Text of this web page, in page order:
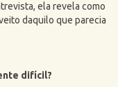
ela revela como
daquilo que parecia
difícil?